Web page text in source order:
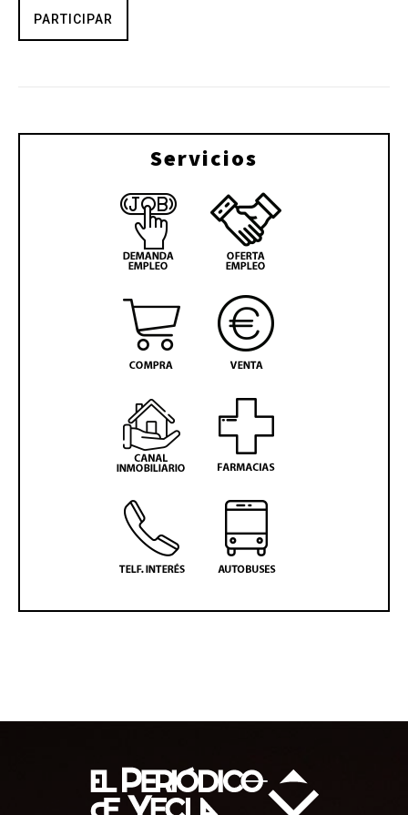
PARTICIPAR
Servicios